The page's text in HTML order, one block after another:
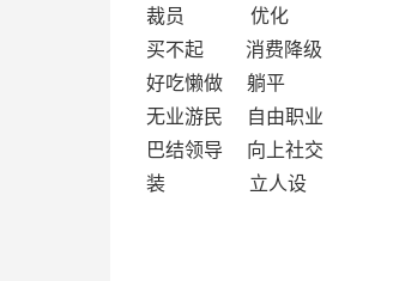
裁员 优化
买不起 消费降级
好吃懒做 躺平
无业游民 自由职业
巴结领导 向上社交
装 立人设